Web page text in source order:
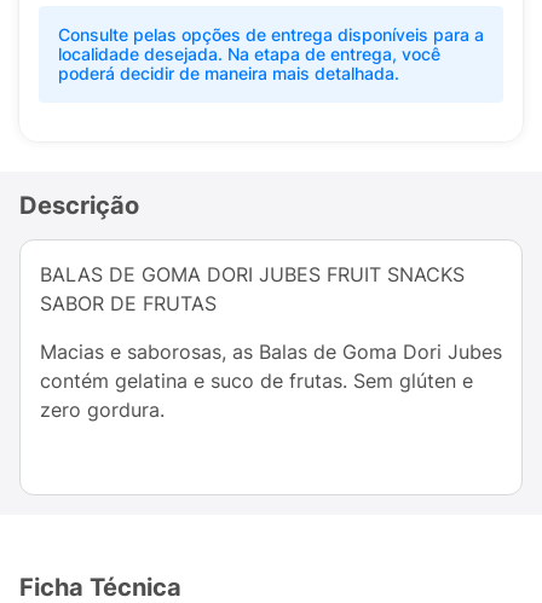
Consulte pelas opções de entrega disponíveis para a
localidade desejada. Na etapa de entrega, você
poderá decidir de maneira mais detalhada.
Descrição
BALAS DE GOMA DORI JUBES FRUIT SNACKS
SABOR DE FRUTAS
Macias e saborosas, as Balas de Goma Dori Jubes
contém gelatina e suco de frutas. Sem glúten e
zero gordura.
Ficha Técnica